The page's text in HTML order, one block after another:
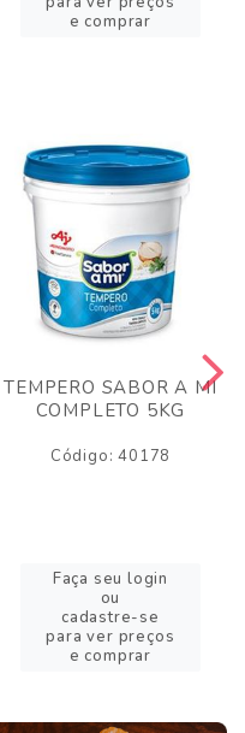
e comprar
TEMPERO SABOR A MI
COMPLETO 5KG
Código: 40178
Faça seu login
ou
cadastre-se
para ver preços
e comprar